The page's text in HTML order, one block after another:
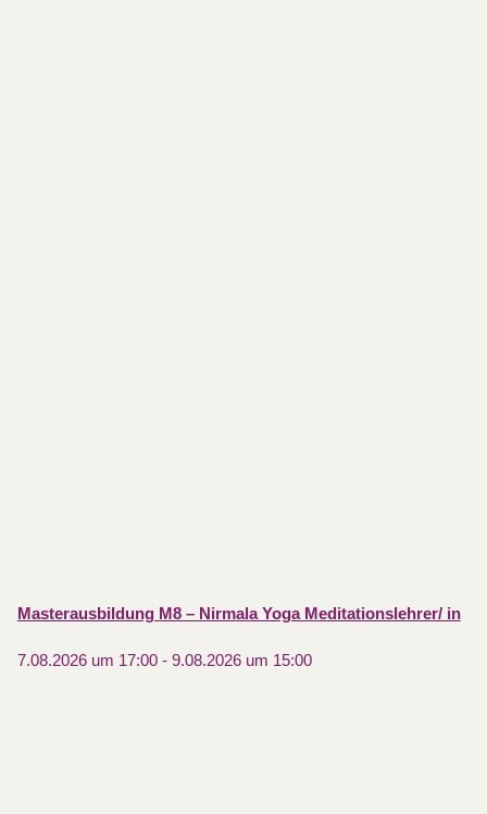
Masterausbildung M8 – Nirmala Yoga Meditationslehrer/ in
7.08.2026 um 17:00- 9.08.2026 um 15:00